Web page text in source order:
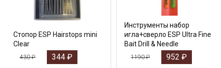
Стопор ESP Hairstops mini
Clear
430₽ 344 ₽
Инструменты набор
игла+сверло ESP Ultra Fine
Bait Drill & Needle
1190₽ 952 ₽